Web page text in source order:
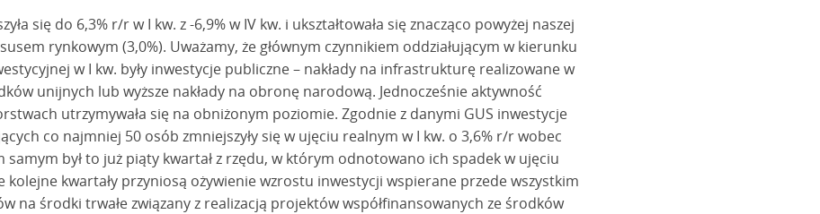
się do 6,3% r/r w I kw. z -6,9% w IV kw. i ukształtowała się znacząco powyżej naszej
rynkowym (3,0%). Uważamy, że głównym czynnikiem oddziałującym w kierunku
w I kw. były inwestycje publiczne – nakłady na infrastrukturę realizowane w
unijnych lub wyższe nakłady na obronę narodową. Jednocześnie aktywność
utrzymywała się na obniżonym poziomie. Zgodnie z danymi GUS inwestycje
co najmniej 50 osób zmniejszyły się w ujęciu realnym w I kw. o 3,6% r/r wobec
samym był to już piąty kwartał z rzędu, w którym odnotowano ich spadek w ujęciu
kolejne kwartały przyniosą ożywienie wzrostu inwestycji wspierane przede wszystkim
na środki trwałe związany z realizacją projektów współfinansowanych ze środków